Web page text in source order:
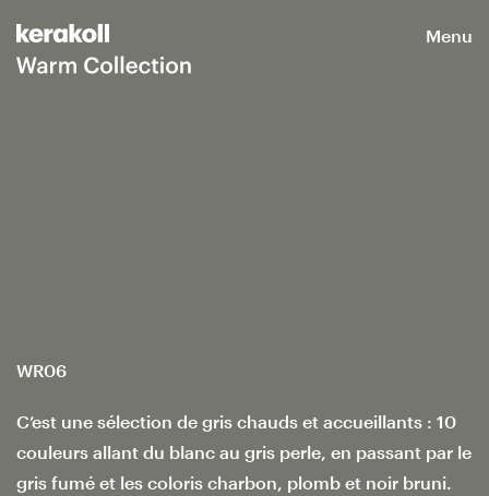
Menu
WR06
C’est une sélection de gris chauds et accueillants : 10
couleurs allant du blanc au gris perle, en passant par le
gris fumé et les coloris charbon, plomb et noir bruni.